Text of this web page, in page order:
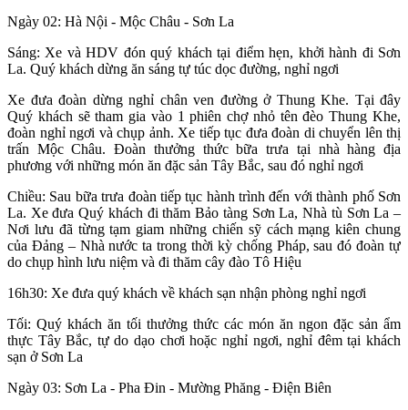
Ngày 02: Hà Nội - Mộc Châu - Sơn La
Sáng: Xe và HDV đón quý khách tại điểm hẹn, khởi hành đi Sơn
La. Quý khách dừng ăn sáng tự túc dọc đường, nghỉ ngơi
Xe đưa đoàn dừng nghỉ chân ven đường ở Thung Khe. Tại đây
Quý khách sẽ tham gia vào 1 phiên chợ nhỏ tên đèo Thung Khe,
đoàn nghỉ ngơi và chụp ảnh. Xe tiếp tục đưa đoàn di chuyển lên thị
trấn Mộc Châu. Đoàn thưởng thức bữa trưa tại nhà hàng địa
phương với những món ăn đặc sản Tây Bắc, sau đó nghỉ ngơi
Chiều: Sau bữa trưa đoàn tiếp tục hành trình đến với thành phố Sơn
La. Xe đưa Quý khách đi thăm Bảo tàng Sơn La, Nhà tù Sơn La –
Nơi lưu đã từng tạm giam những chiến sỹ cách mạng kiên chung
của Đảng – Nhà nước ta trong thời kỳ chống Pháp, sau đó đoàn tự
do chụp hình lưu niệm và đi thăm cây đào Tô Hiệu
16h30: Xe đưa quý khách về khách sạn nhận phòng nghỉ ngơi
Tối: Quý khách ăn tối thưởng thức các món ăn ngon đặc sản ẩm
thực Tây Bắc, tự do dạo chơi hoặc nghỉ ngơi, nghỉ đêm tại khách
sạn ở Sơn La
Ngày 03: Sơn La - Pha Đin - Mường Phăng - Điện Biên